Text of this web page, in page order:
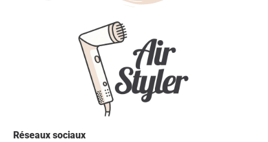
Réseaux sociaux